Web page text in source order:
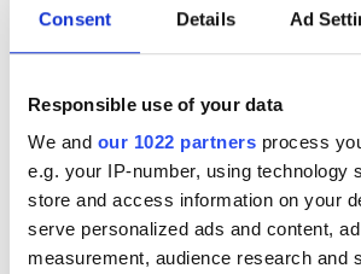
Consent Details Ad
Responsible use of your data
We and our 1022 partners process
e.g. your IP-number, using technology
store and access information on your
serve personalized ads and content,
measurement, audience research and
Удобства
Напитки
Бесплатный Wi-Fi
Телевизоры
Бесплатный трансфер
Напитки Бесплатный Wi-Fi
Бесплатная парковка
за процедуру
Диализ HD €140
Диализ HDF €160